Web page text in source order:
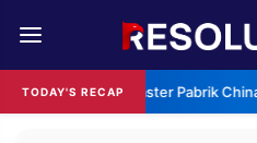
TODAY'S RECAPKlaster Pabrik
REDAKSI TENTANG
RESOLUSI IKLAN